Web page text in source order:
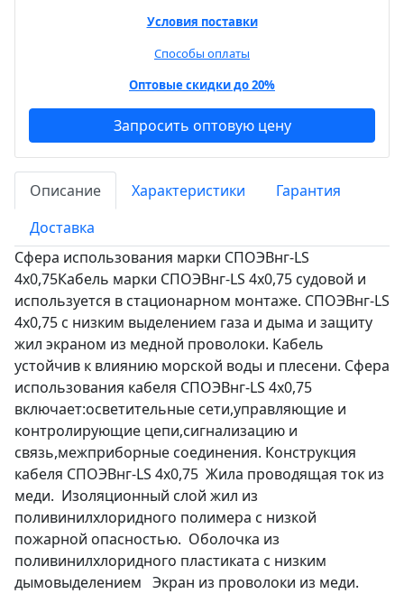
Условия поставки
Способы оплаты
Оптовые скидки до 20%
Запросить оптовую цену
Описание Характеристики
Гарантия
Доставка
Сфера использования марки СПОЭВнг-LS
4х0,75Кабель марки СПОЭВнг-LS 4х0,75 судовой и
используется в стационарном монтаже. СПОЭВнг-LS
4х0,75 с низким выделением газа и дыма и защиту
жил экраном из медной проволоки. Кабель
устойчив к влиянию морской воды и плесени. Сфера
использования кабеля СПОЭВнг-LS 4х0,75
включает:осветительные сети,управляющие и
контролирующие цепи,сигнализацию и
связь,межприборные соединения. Конструкция
кабеля СПОЭВнг-LS 4х0,75 Жила проводящая ток из
меди. Изоляционный слой жил из
поливинилхлоридного полимера с низкой
пожарной опасностью. Оболочка из
поливинилхлоридного пластиката с низким
дымовыделением Экран из проволоки из меди.